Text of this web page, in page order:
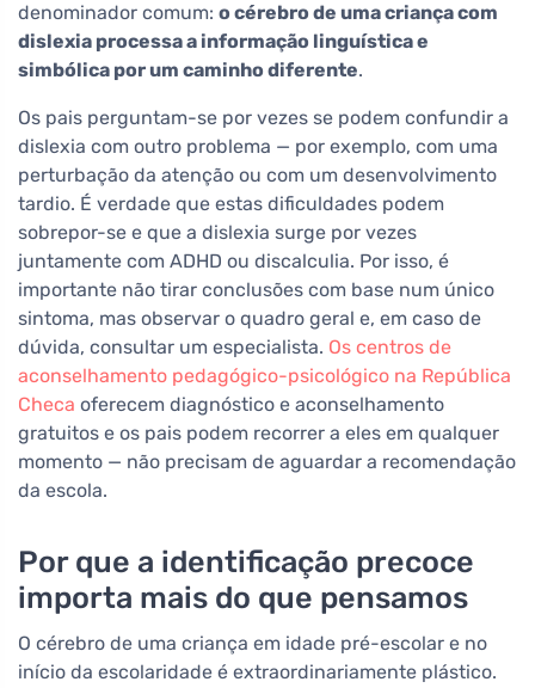
denominador comum: o cérebro de uma criança com
dislexia processa a informação linguística e
simbólica por um caminho diferente.
Os pais perguntam-se por vezes se podem confundir a
dislexia com outro problema — por exemplo, com uma
perturbação da atenção ou com um desenvolvimento
tardio. É verdade que estas dificuldades podem
sobrepor-se e que a dislexia surge por vezes
juntamente com ADHD ou discalculia. Por isso, é
importante não tirar conclusões com base num único
sintoma, mas observar o quadro geral e, em caso de
dúvida, consultar um especialista. Os centros de
aconselhamento pedagógico-psicológico na República
Checa oferecem diagnóstico e aconselhamento
gratuitos e os pais podem recorrer a eles em qualquer
momento — não precisam de aguardar a recomendação
da escola.
Por que a identificação precoce
importa mais do que pensamos
O cérebro de uma criança em idade pré-escolar e no
início da escolaridade é extraordinariamente plástico.